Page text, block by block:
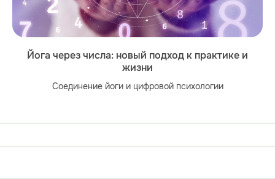
Йога через числа: новый подход к практике и
жизни
Соединение йоги и цифровой психологии